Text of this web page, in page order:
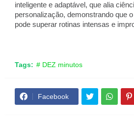
inteligente e adaptável, que alia
personalização, demonstrando que
pode superar rotinas intensas e
Tags: # DEZ minutos
Facebook